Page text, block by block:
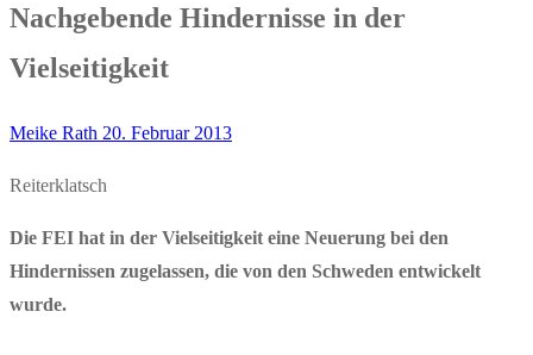
Nachgebende Hindernisse in der
Vielseitigkeit
Meike Rath 20. Februar 2013
Reiterklatsch
Die FEI hat in der Vielseitigkeit eine Neuerung bei den
Hindernissen zugelassen, die von den Schweden entwickelt
wurde.